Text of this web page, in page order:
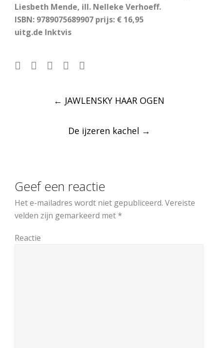
Liesbeth Mende, ill. Nelleke Verhoeff.
ISBN: 9789075689907 prijs: € 16,95
uitg.de Inktvis
Post
navigation
← JAWLENSKY HAAR OGEN
De ijzeren kachel →
Geef een reactie
Het e-mailadres wordt niet gepubliceerd. Vereiste
velden zijn gemarkeerd met *
Reactie